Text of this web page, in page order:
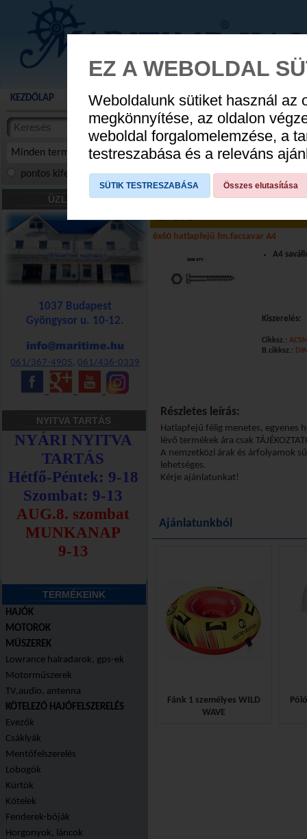
AUGUSZTUS
KEZDŐLAP AKCIÓS TERMÉKEK WEBÁRUHÁZ HÍREK
Minden termék
termékekben
cikkekben
pontos kifejezés összes szóra szóra, szótöredék
ÜZLETÜNK
1037 Budapest
Gyöngysor u. 10-12.
061/367-4905,061/436-0339
NYITVA TARTÁS
TERMÉKEINK
HAJÓK
MOTOROK
MŰSZEREK
Lowrance halradarok, gps-ek
Motorműszerek
TV,audio, antenna
KÖTELEZŐ HAJÓFELSZERELÉS
Evezők
Csáklyák
Mentőfelszerelés
Lobogók
Kürtök
Kötelek
Fenderek-bóják
Horgonyok, láncok
Csavarok, kötőelemek»Facsavarok»
TERMÉKNÉV
6x60 hatlapfejű fm.facsavar A4
A4
Kiszerelés:
Cikksz.:
B.cikksz.:
Részletes leírás:
Hatlapfejű félig menetes, egyenes
lévő termékek ára csak
A nemzetközi árak és árfolyamok
lehetséges.
Kérje ajánlatunkat!
Ajánlatunkból
Fánk 1 személyes WILD
WAVE
EZ A WEBOLDAL
Weboldalunk sütiket használ az
megkönnyítése, az oldalon
weboldal forgalomelemzése, a
testreszabása és a releváns
SÜTIK TESTRESZABÁSA Összes elutasítása